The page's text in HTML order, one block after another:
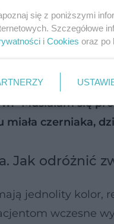
Ponieważ
podejrzanych
jest kluczowym
w
“Musiałam się
miała czerniaka,
Jak odróżnić
jednolity kolor,
wczesne
się z poniższymi
Szczegółowe
i Cookies oraz po